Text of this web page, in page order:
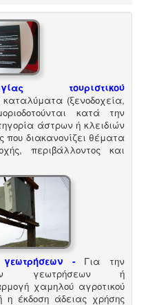
τουριστικού
καταλύματα (ξενοδοχεία,
κατά την
άστρων ή κλειδιών
που διακανονίζει θέματα
περιβάλλοντος και
γεωτρήσεων -
Για την
γεωτρήσεων ή
χαμηλού αγροτικού
η έκδοση άδειας χρήσης